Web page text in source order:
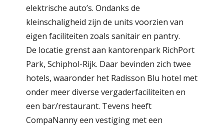
elektrische auto’s. Ondanks de
kleinschaligheid zijn de units voorzien van
eigen faciliteiten zoals sanitair en pantry.
De locatie grenst aan kantorenpark RichPort
Park, Schiphol-Rijk. Daar bevinden zich twee
hotels, waaronder het Radisson Blu hotel met
onder meer diverse vergaderfaciliteiten en
een bar/restaurant. Tevens heeft
CompaNanny een vestiging met een